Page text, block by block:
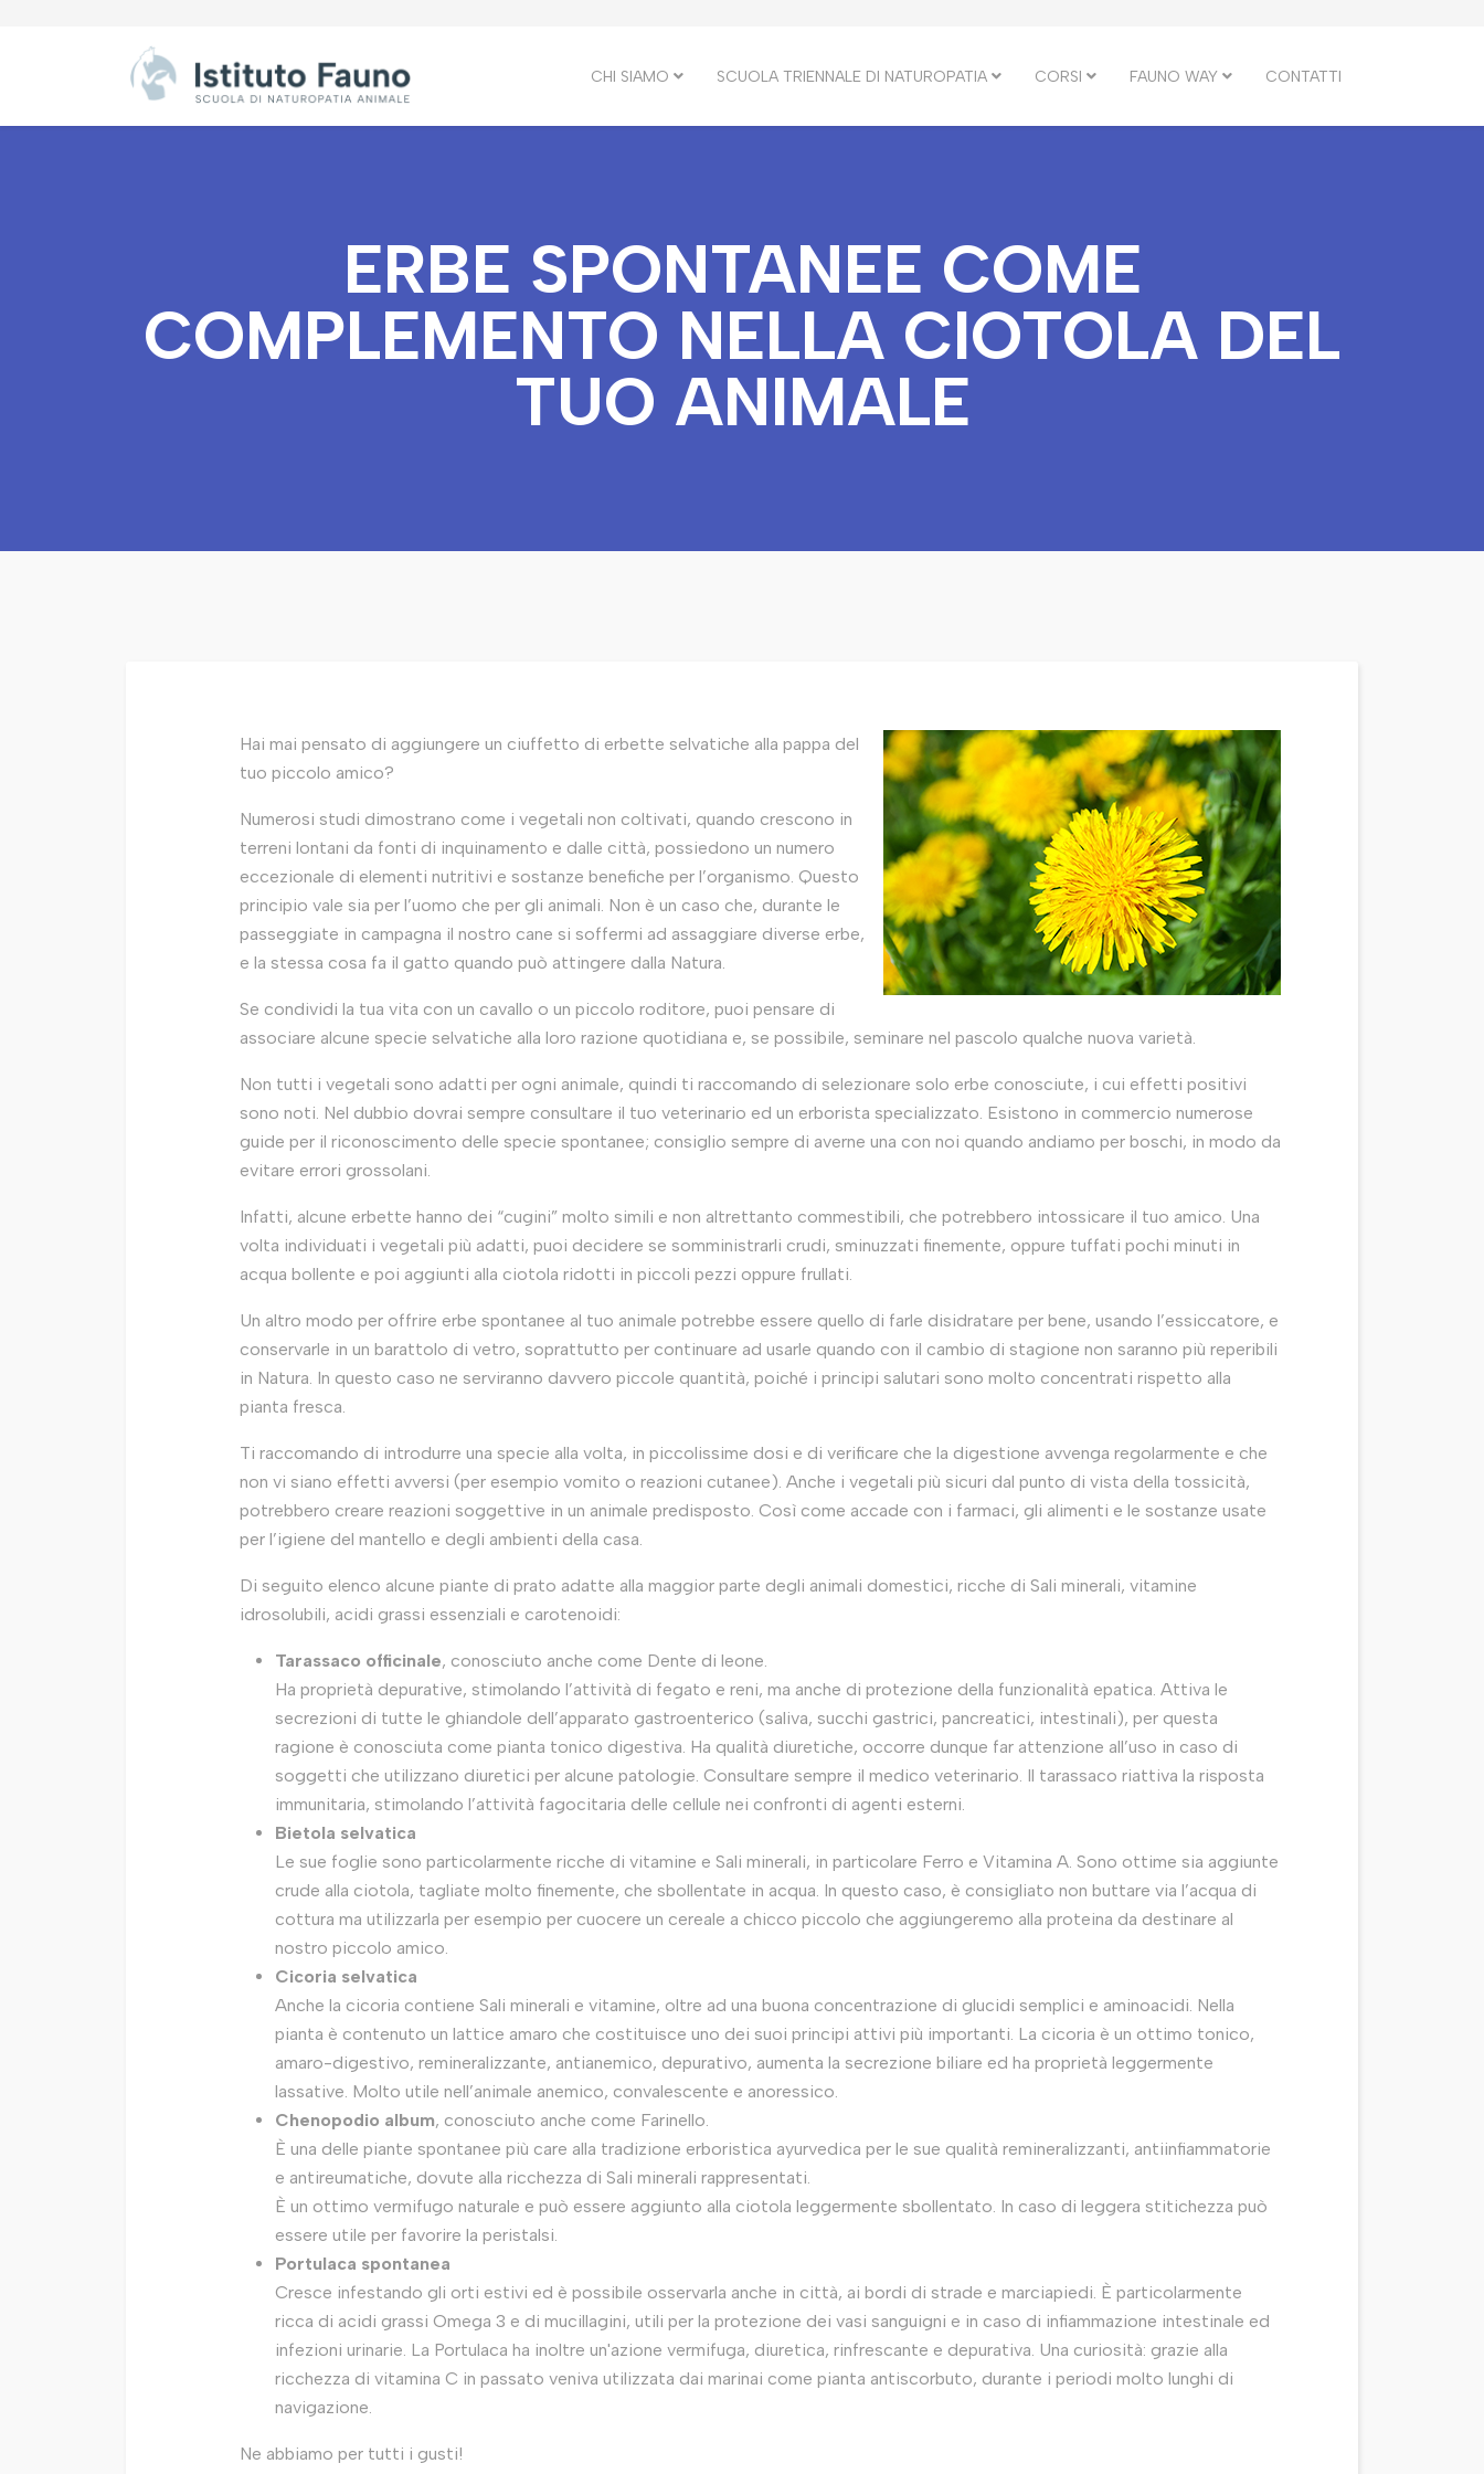
CHI SIAMO SCUOLA TRIENNALE DI NATUROPATIA CORSI FAUNO WAY CONTATTI
ERBE SPONTANEE COME
COMPLEMENTO NELLA CIOTOLA DEL
TUO ANIMALE
Hai mai pensato di aggiungere un ciuffetto di erbette selvatiche alla pappa del
tuo piccolo amico?
Numerosi studi dimostrano come i vegetali non coltivati, quando crescono in
terreni lontani da fonti di inquinamento e dalle città, possiedono un numero
eccezionale di elementi nutritivi e sostanze benefiche per l’organismo. Questo
principio vale sia per l’uomo che per gli animali. Non è un caso che, durante le
passeggiate in campagna il nostro cane si soffermi ad assaggiare diverse erbe,
e la stessa cosa fa il gatto quando può attingere dalla Natura.
Se condividi la tua vita con un cavallo o un piccolo roditore, puoi pensare di
associare alcune specie selvatiche alla loro razione quotidiana e, se possibile, seminare nel pascolo qualche nuova varietà.
Non tutti i vegetali sono adatti per ogni animale, quindi ti raccomando di selezionare solo erbe conosciute, i cui effetti positivi
sono noti. Nel dubbio dovrai sempre consultare il tuo veterinario ed un erborista specializzato. Esistono in commercio numerose
guide per il riconoscimento delle specie spontanee; consiglio sempre di averne una con noi quando andiamo per boschi, in modo da
evitare errori grossolani.
Infatti, alcune erbette hanno dei “cugini” molto simili e non altrettanto commestibili, che potrebbero intossicare il tuo amico. Una
volta individuati i vegetali più adatti, puoi decidere se somministrarli crudi, sminuzzati finemente, oppure tuffati pochi minuti in
acqua bollente e poi aggiunti alla ciotola ridotti in piccoli pezzi oppure frullati.
Un altro modo per offrire erbe spontanee al tuo animale potrebbe essere quello di farle disidratare per bene, usando l’essiccatore, e
conservarle in un barattolo di vetro, soprattutto per continuare ad usarle quando con il cambio di stagione non saranno più reperibili
in Natura. In questo caso ne serviranno davvero piccole quantità, poiché i principi salutari sono molto concentrati rispetto alla
pianta fresca.
Ti raccomando di introdurre una specie alla volta, in piccolissime dosi e di verificare che la digestione avvenga regolarmente e che
non vi siano effetti avversi (per esempio vomito o reazioni cutanee). Anche i vegetali più sicuri dal punto di vista della tossicità,
potrebbero creare reazioni soggettive in un animale predisposto. Così come accade con i farmaci, gli alimenti e le sostanze usate
per l’igiene del mantello e degli ambienti della casa.
Di seguito elenco alcune piante di prato adatte alla maggior parte degli animali domestici, ricche di Sali minerali, vitamine
idrosolubili, acidi grassi essenziali e carotenoidi:
Tarassaco officinale, conosciuto anche come Dente di leone.
Ha proprietà depurative, stimolando l’attività di fegato e reni, ma anche di protezione della funzionalità epatica. Attiva le
secrezioni di tutte le ghiandole dell’apparato gastroenterico (saliva, succhi gastrici, pancreatici, intestinali), per questa
ragione è conosciuta come pianta tonico digestiva. Ha qualità diuretiche, occorre dunque far attenzione all’uso in caso di
soggetti che utilizzano diuretici per alcune patologie. Consultare sempre il medico veterinario. Il tarassaco riattiva la risposta
immunitaria, stimolando l’attività fagocitaria delle cellule nei confronti di agenti esterni.
Bietola selvatica
Le sue foglie sono particolarmente ricche di vitamine e Sali minerali, in particolare Ferro e Vitamina A. Sono ottime sia aggiunte
crude alla ciotola, tagliate molto finemente, che sbollentate in acqua. In questo caso, è consigliato non buttare via l’acqua di
cottura ma utilizzarla per esempio per cuocere un cereale a chicco piccolo che aggiungeremo alla proteina da destinare al
nostro piccolo amico.
Cicoria selvatica
Anche la cicoria contiene Sali minerali e vitamine, oltre ad una buona concentrazione di glucidi semplici e aminoacidi. Nella
pianta è contenuto un lattice amaro che costituisce uno dei suoi principi attivi più importanti. La cicoria è un ottimo tonico,
amaro-digestivo, remineralizzante, antianemico, depurativo, aumenta la secrezione biliare ed ha proprietà leggermente
lassative. Molto utile nell’animale anemico, convalescente e anoressico.
Chenopodio album, conosciuto anche come Farinello.
È una delle piante spontanee più care alla tradizione erboristica ayurvedica per le sue qualità remineralizzanti, antiinfiammatorie
e antireumatiche, dovute alla ricchezza di Sali minerali rappresentati.
È un ottimo vermifugo naturale e può essere aggiunto alla ciotola leggermente sbollentato. In caso di leggera stitichezza può
essere utile per favorire la peristalsi.
Portulaca spontanea
Cresce infestando gli orti estivi ed è possibile osservarla anche in città, ai bordi di strade e marciapiedi. È particolarmente
ricca di acidi grassi Omega 3 e di mucillagini, utili per la protezione dei vasi sanguigni e in caso di infiammazione intestinale ed
infezioni urinarie. La Portulaca ha inoltre un'azione vermifuga, diuretica, rinfrescante e depurativa. Una curiosità: grazie alla
ricchezza di vitamina C in passato veniva utilizzata dai marinai come pianta antiscorbuto, durante i periodi molto lunghi di
navigazione.
Ne abbiamo per tutti i gusti!